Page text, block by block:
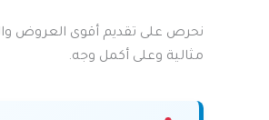
نحرص على تقديم أقوى العروض
مثالية وعلى أكمل وجه.